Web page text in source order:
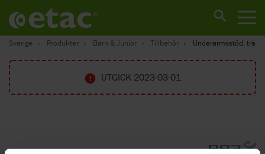
Sverige Produkter Barn & Junior Tillbehör Underarmsstöd, trä
UTGICK 2023-03-01